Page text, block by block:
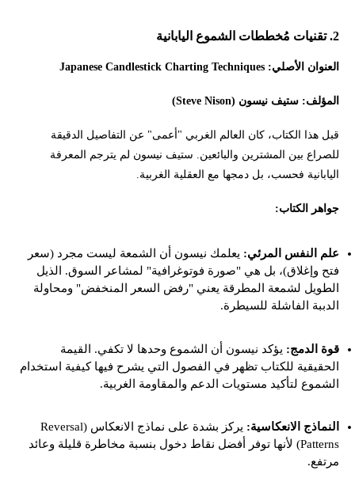
2. تقنيات مُخططات الشموع اليابانية
العنوان الأصلي: Japanese Candlestick Charting Techniques
المؤلف: ستيف نيسون (Steve Nison)
قبل هذا الكتاب، كان العالم الغربي "أعمى" عن التفاصيل الدقيقة
للصراع بين المشترين والبائعين. ستيف نيسون لم يترجم المعرفة
اليابانية فحسب، بل دمجها مع العقلية الغربية.
جواهر الكتاب:
علم النفس المرئي: يعلمك نيسون أن الشمعة ليست مجرد (سعر
فتح وإغلاق)، بل هي "صورة فوتوغرافية" لمشاعر السوق. الذيل
الطويل لشمعة المطرقة يعني "رفض السعر المنخفض" ومحاولة
الدببة الفاشلة للسيطرة.
قوة الدمج: يؤكد نيسون أن الشموع وحدها لا تكفي. القيمة
الحقيقية للكتاب تظهر في الفصول التي يشرح فيها كيفية استخدام
الشموع لتأكيد مستويات الدعم والمقاومة الغربية.
النماذج الانعكاسية:
يركز بشدة على نماذج الانعكاس (Reversal
Patterns) لأنها توفر أفضل نقاط دخول بنسبة مخاطرة قليلة وعائد
مرتفع.